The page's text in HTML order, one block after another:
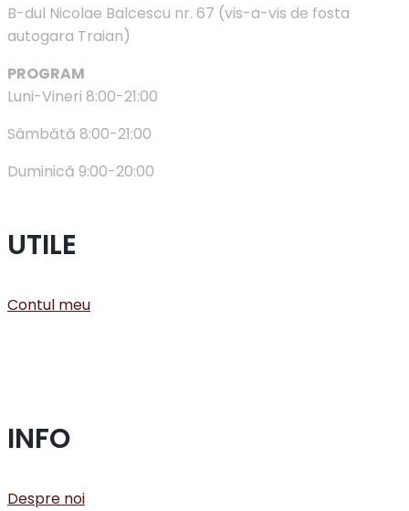
B-dul Nicolae Balcescu nr. 67 (vis-a-vis de fosta
autogara Traian)
PROGRAM
Luni-Vineri 8:00-21:00
Sâmbătă 8:00-21:00
Duminică 9:00-20:00
UTILE
Contul meu
INFO
Despre noi